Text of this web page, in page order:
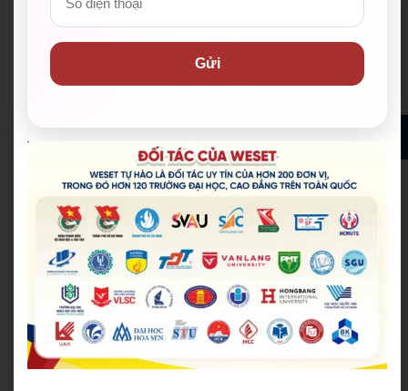
Hoạt động ngoại khóa đa dạng:Giúphọc viên
thực hành tiếng Anh trong môi trường thực tế,
phát triển toàn diện.
✅ Hơn 200 đơn vị đối tác đồng hành, trong đó hơn
120 trường Đại học & Cao đẳng đã ký kết tại TP.HCM
✅ Cam kết IELTS/TOEIC/PTE đầu ra bằng văn bản.
Hỗ trợ lệ phí thi lên đến 100%
✅ Đội ngũ giáo viên có điểm IELTS trung bình từ
Gửi